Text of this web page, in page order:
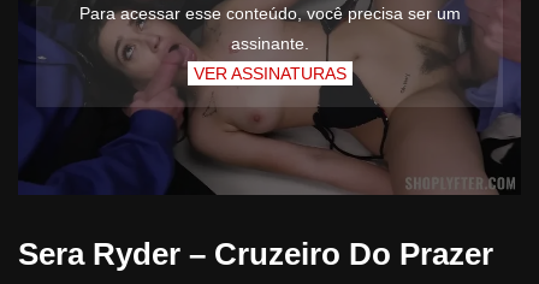
Para acessar esse conteúdo, você precisa ser um
assinante.
VER ASSINATURAS
Sera Ryder – Cruzeiro Do Prazer